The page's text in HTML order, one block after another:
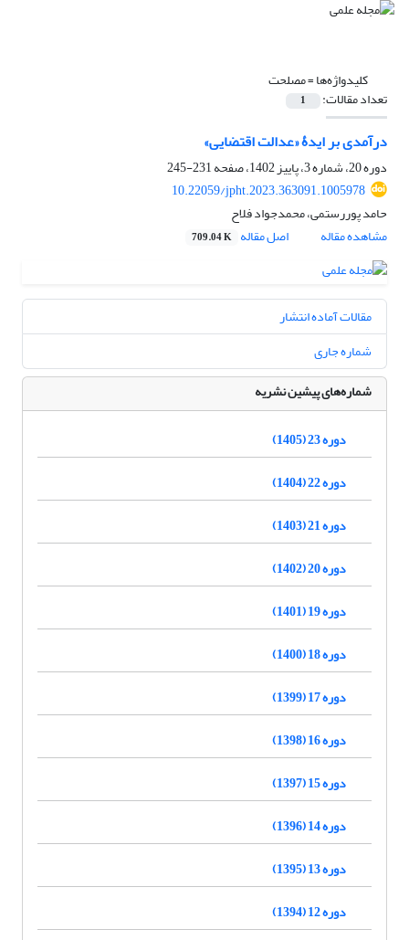
کلیدواژه‌ها =مصلحت
تعداد مقالات: 1
درآمدی بر ایدۀ «عدالت اقتضایی»
دوره 20، شماره 3، پاییز 1402، صفحه
231-245
10.22059/jpht.2023.363091.1005978
حامد پوررستمی، محمدجواد فلاح
مشاهده مقاله
اصل مقاله 709.04 K
مقالات آماده انتشار
شماره جاری
شماره‌های پیشین نشریه
دوره 23 (1405)
دوره 22 (1404)
دوره 21 (1403)
دوره 20 (1402)
دوره 19 (1401)
دوره 18 (1400)
دوره 17 (1399)
دوره 16 (1398)
دوره 15 (1397)
دوره 14 (1396)
دوره 13 (1395)
دوره 12 (1394)